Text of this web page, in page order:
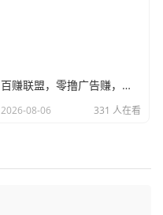
百赚联盟，零撸广告赚，不养机保底收益高，单机每天15+
2026-08-06 331 人在看